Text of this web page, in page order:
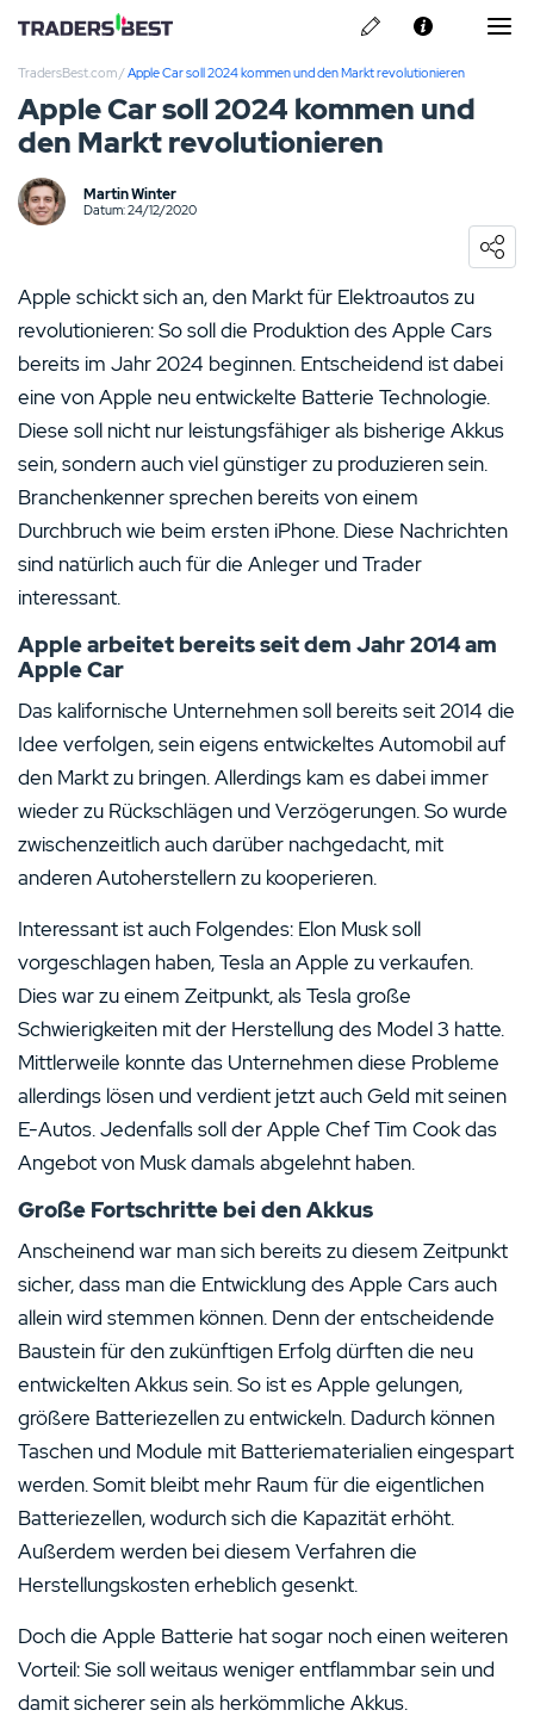
Pepperstone Erfahrungen
Libertex Erfahrungen
ActivTrades Erfahrungen
Skilling Erfahrungen
Privacy & Cookie Policy
Kontakt
TradersBest.com/Apple Car soll 2024 kommen und den Markt revolutionieren
Apple Car soll 2024 kommen und
den Markt revolutionieren
Martin Winter
Datum: 24/12/2020
Apple schickt sich an, den Markt für Elektroautos zu
revolutionieren: So soll die Produktion des Apple Cars
bereits im Jahr 2024 beginnen. Entscheidend ist dabei
eine von Apple neu entwickelte Batterie Technologie.
Diese soll nicht nur leistungsfähiger als bisherige Akkus
sein, sondern auch viel günstiger zu produzieren sein.
Branchenkenner sprechen bereits von einem
Durchbruch wie beim ersten iPhone. Diese Nachrichten
sind natürlich auch für die Anleger und Trader
interessant.
Apple arbeitet bereits seit dem Jahr 2014 am
Apple Car
Das kalifornische Unternehmen soll bereits seit 2014 die
Idee verfolgen, sein eigens entwickeltes Automobil auf
den Markt zu bringen. Allerdings kam es dabei immer
wieder zu Rückschlägen und Verzögerungen. So wurde
zwischenzeitlich auch darüber nachgedacht, mit
anderen Autoherstellern zu kooperieren.
Interessant ist auch Folgendes: Elon Musk soll
vorgeschlagen haben, Tesla an Apple zu verkaufen.
Dies war zu einem Zeitpunkt, als Tesla große
Schwierigkeiten mit der Herstellung des Model 3 hatte.
Mittlerweile konnte das Unternehmen diese Probleme
allerdings lösen und verdient jetzt auch Geld mit seinen
E-Autos. Jedenfalls soll der Apple Chef Tim Cook das
Angebot von Musk damals abgelehnt haben.
Große Fortschritte bei den Akkus
Anscheinend war man sich bereits zu diesem Zeitpunkt
sicher, dass man die Entwicklung des Apple Cars auch
allein wird stemmen können. Denn der entscheidende
Baustein für den zukünftigen Erfolg dürften die neu
entwickelten Akkus sein. So ist es Apple gelungen,
größere Batteriezellen zu entwickeln. Dadurch können
Taschen und Module mit Batteriematerialien eingespart
werden. Somit bleibt mehr Raum für die eigentlichen
Batteriezellen, wodurch sich die Kapazität erhöht.
Außerdem werden bei diesem Verfahren die
Herstellungskosten erheblich gesenkt.
Doch die Apple Batterie hat sogar noch einen weiteren
Vorteil: Sie soll weitaus weniger entflammbar sein und
damit sicherer sein als herkömmliche Akkus.